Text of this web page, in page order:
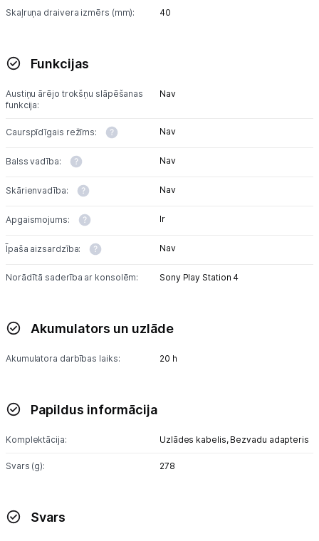
Skaļruņa draivera izmērs (mm): 40
Funkcijas
Austiņu ārējo trokšņu slāpēšanas
funkcija:
Nav
Caurspīdīgais režīms: Nav
Balss vadība: Nav
Skārienvadība: Nav
Apgaismojums: Ir
Īpaša aizsardzība: Nav
Norādītā saderība ar konsolēm: Sony Play Station 4
Akumulators un uzlāde
Akumulatora darbības laiks: 20 h
Papildus informācija
Komplektācija: Uzlādes kabelis, Bezvadu adapteris
Svars (g): 278
Svars